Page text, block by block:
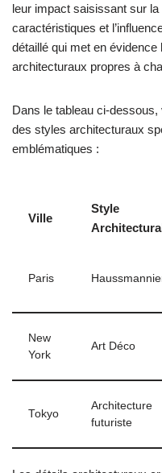
leur impact saisissant sur
caractéristiques et
détaillé qui met en
architecturaux propres à
Dans le tableau ci-
des styles architecturaux
emblématiques :
Ville
Style
Paris
New
York
Art Déco
Tokyo
Architecture
futuriste